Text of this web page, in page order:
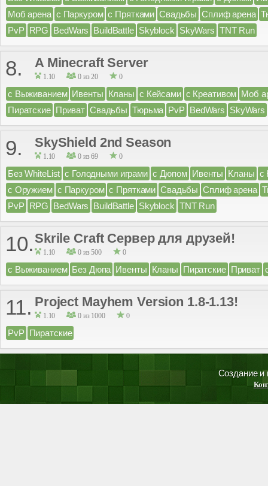
Моб арена с Паркуром с Прятками Свадьбы Сплиф арена
PvP RPG BedWars BuildBattle Skyblock SkyWars TNT Run
8. A Minecraft Server
1.10 0 из 20 0
с Выживанием Ивенты Кланы с Кейсами с Креативом Моб
Пиратские Приват Свадьбы Тюрьма PvP BedWars SkyWars
9. SkyShield 2nd Season
1.10 0 из 69 0
Без WhiteList с Голодными играми с Дюпом Ивенты Кланы с
с Оружием с Паркуром с Прятками Свадьбы Сплиф арена
PvP RPG BedWars BuildBattle Skyblock TNT Run
10. Skrile Craft Сервер для друзей!
1.10 0 из 500 0
с Выживанием Без Дюпа Ивенты Кланы Пиратские Приват
11. Project Mayhem Version 1.8-1.13!
1.10 0 из 1000 0
PvP Пиратские
Создание и